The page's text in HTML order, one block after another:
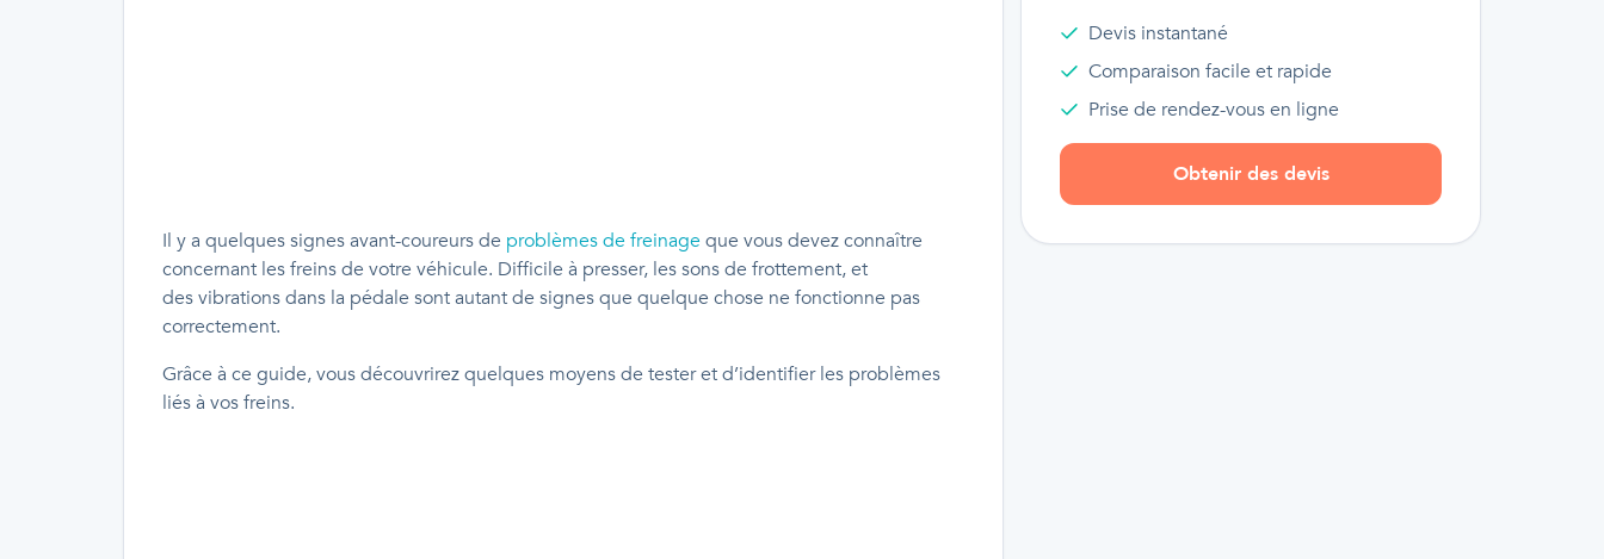
Il y a quelques signes avant-coureurs de problèmes de freinageque vous devez connaître
concernant les freins de votre véhicule. Difficile à presser, les sons de frottement, et
des vibrations dans la pédale sont autant de signes que quelque chose ne fonctionne pas
correctement.
Grâce à ce guide, vous découvrirez quelques moyens de tester et d’identifier les problèmes
liés à vos freins.
Devis instantané
Comparaison facile et rapide
Prise de rendez-vous en ligne
Obtenir des devis